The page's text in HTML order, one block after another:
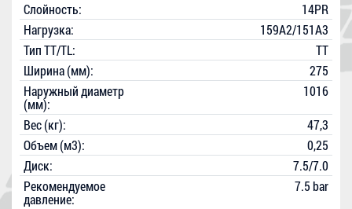
Слойность:
14PR
Нагрузка:
159A2/151A3
Тип TT/TL:
TT
Ширина (мм):
275
Наружный диаметр
(мм):
1016
Вес (кг):
47,3
Объем (м3):
0,25
Диск:
7.5/7.0
Рекомендуемое
давление:
7.5 bar